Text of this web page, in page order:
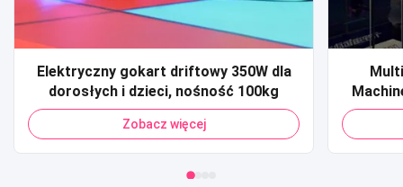
Elektryczny gokart driftowy 350W dla
dorosłych i dzieci, nośność 100kg
Zobacz więcej